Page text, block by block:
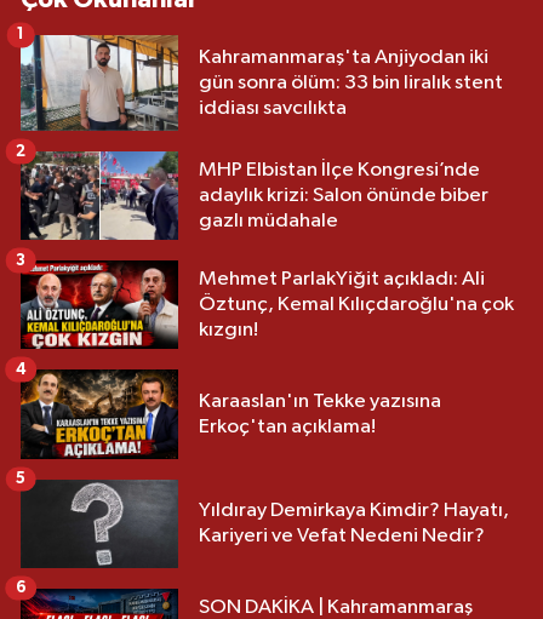
Kahramanmaraş'ta Anjiyodan iki
gün sonra ölüm: 33 bin liralık stent
iddiası savcılıkta
1
MHP Elbistan İlçe Kongresi’nde
adaylık krizi: Salon önünde biber
gazlı müdahale
2
Mehmet ParlakYiğit açıkladı: Ali
Öztunç, Kemal Kılıçdaroğlu'na çok
kızgın!
3
Karaaslan'ın Tekke yazısına
Erkoç'tan açıklama!
4
Yıldıray Demirkaya Kimdir? Hayatı,
Kariyeri ve Vefat Nedeni Nedir?
5
SON DAKİKA | Kahramanmaraş
6